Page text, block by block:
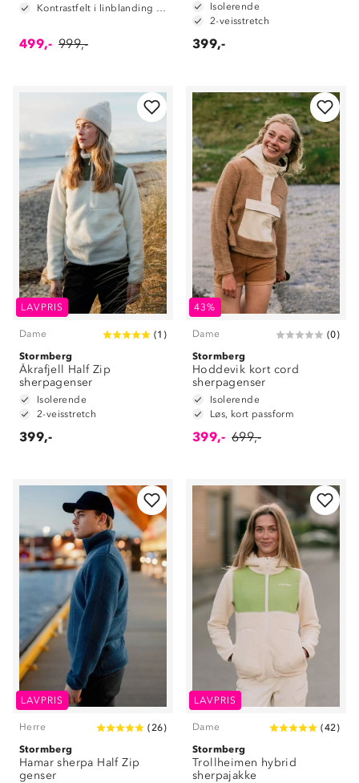
Kontrastfelt i linblanding på albuene
499,- 999,-
Isolerende
2-veisstretch
399,-
LAVPRIS
Dame (1 )
Stormberg
Åkrafjell Half Zip
sherpagenser
Isolerende
2-veisstretch
399,-
43%
Dame (0)
Stormberg
Hoddevik kort cord
sherpagenser
Isolerende
Løs, kort passform
399,- 699,-
LAVPRIS
Herre (26)
Stormberg
Hamar sherpa Half Zip
genser
LAVPRIS
Dame (42)
Stormberg
Trollheimen hybrid
sherpajakke